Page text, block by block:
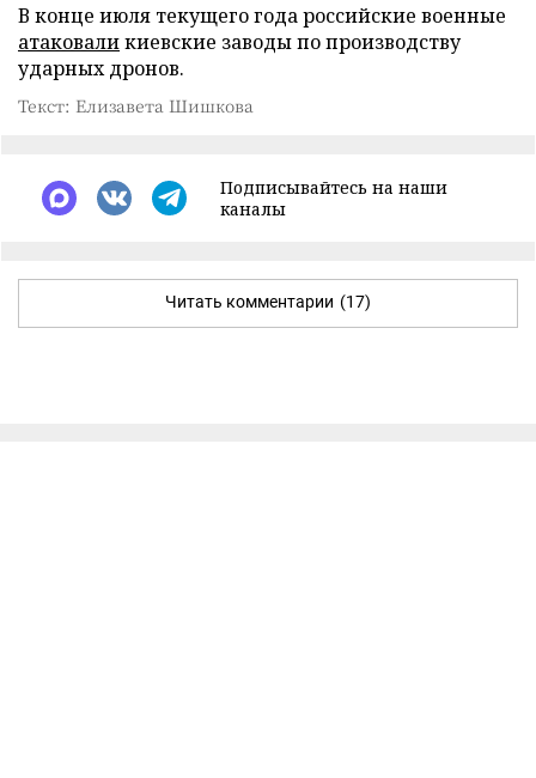
В конце июля текущего года российские военные
атаковаликиевские заводы по производству
ударных дронов.
Текст: Елизавета Шишкова
Подписывайтесь на наши
каналы
Читать комментарии (17)